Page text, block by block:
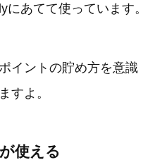
あてて使っています。
イントの貯め方を意識
すよ。
使える